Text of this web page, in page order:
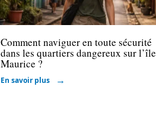
Immo
Comment naviguer en toute sécurité
dans les quartiers dangereux sur l’île
Maurice ?
En savoir plus